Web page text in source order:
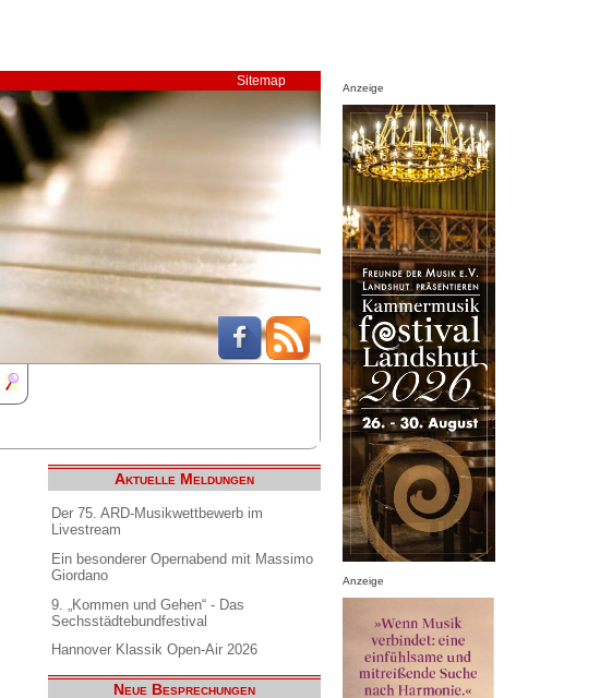
Sitemap
Aktuelle Meldungen
Der 75. ARD-Musikwettbewerb im
Livestream
Ein besonderer Opernabend mit Massimo
Giordano
9. „Kommen und Gehen“ - Das
Sechsstädtebundfestival
Hannover Klassik Open-Air 2026
Neue Besprechungen
Anzeige
Anzeige